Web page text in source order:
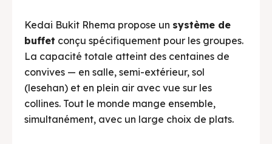
Kedai Bukit Rhema propose un système de
buffet conçu spécifiquement pour les groupes.
La capacité totale atteint des centaines de
convives — en salle, semi-extérieur, sol
(lesehan) et en plein air avec vue sur les
collines. Tout le monde mange ensemble,
simultanément, avec un large choix de plats.